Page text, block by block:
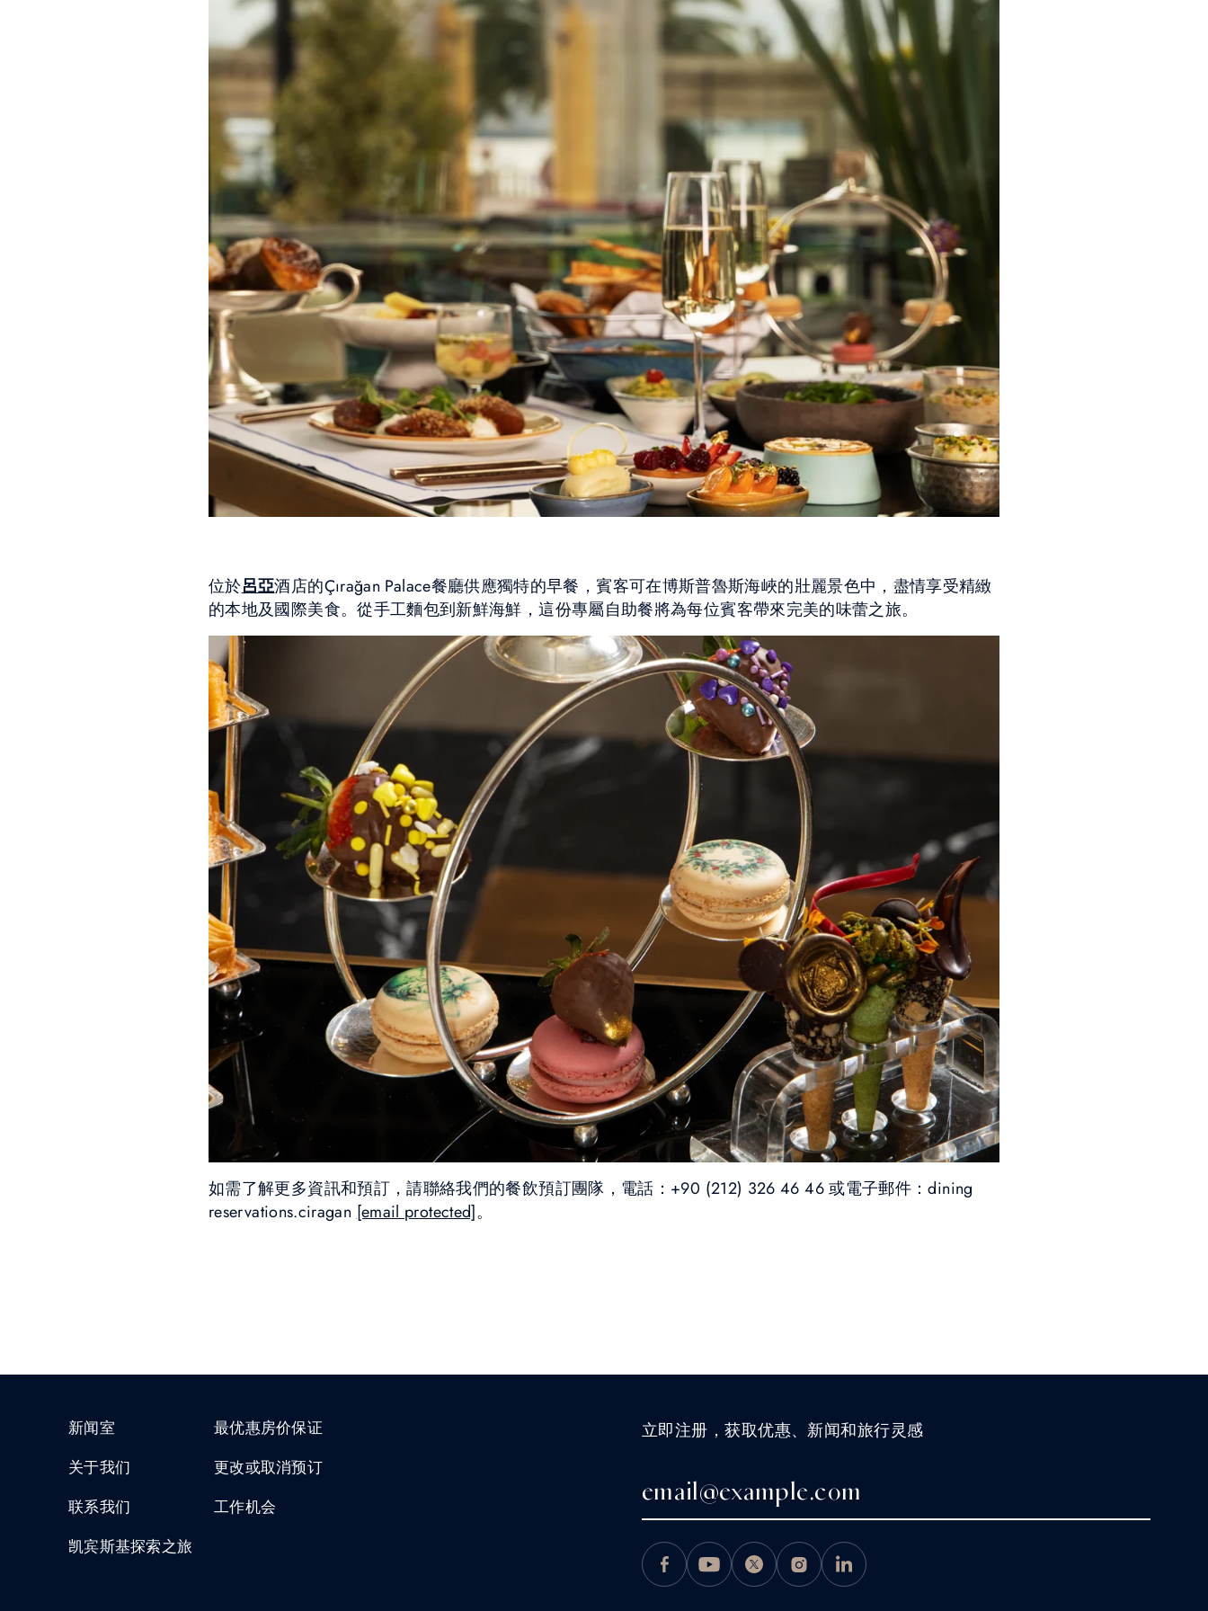
位於呂亞酒店的Çırağan Palace餐廳供應獨特的早餐，賓客可在博斯普魯斯海峽的壯麗景色中，盡情享受精緻
的本地及國際美食。從手工麵包到新鮮海鮮，這份專屬自助餐將為每位賓客帶來完美的味蕾之旅。
如需了解更多資訊和預訂，請聯絡我們的餐飲預訂團隊，電話：+90 (212) 326 46 46 或電子郵件：dining
reservations.ciragan[email protected]。
新闻室
关于我们
联系我们
凯宾斯基探索之旅
最优惠房价保证
更改或取消预订
工作机会
立即注册，获取优惠、新闻和旅行灵感